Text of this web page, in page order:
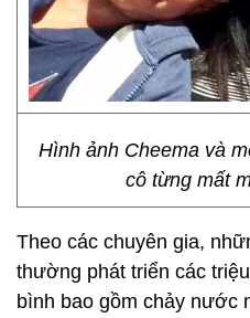
Hình ảnh Cheema và
cô từng mất
Theo các chuyên gia,
thường phát triển các
bình bao gồm chảy nước